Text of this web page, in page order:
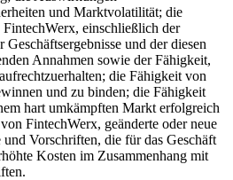
und Marktvolatilität; die
einschließlich der
und der diesen
Annahmen sowie der Fähigkeit,
die Fähigkeit von
und zu binden; die Fähigkeit
hart umkämpften Markt erfolgreich
FintechWerx, geänderte oder neue
und Vorschriften, die für das Geschäft
Kosten im Zusammenhang mit